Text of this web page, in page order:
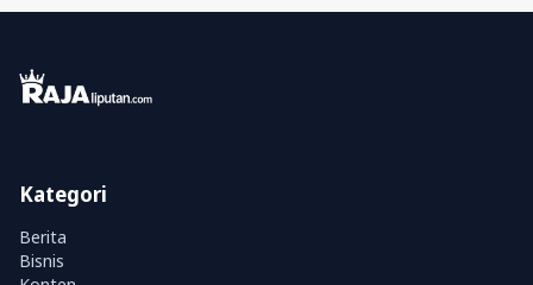
Kategori
Berita
Bisnis